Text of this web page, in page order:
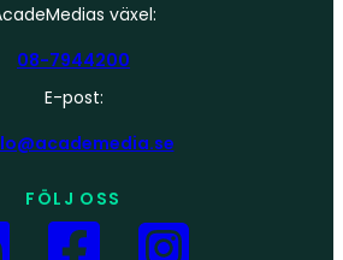
växel:
08-7944200
E-post:
FÖLJ OSS